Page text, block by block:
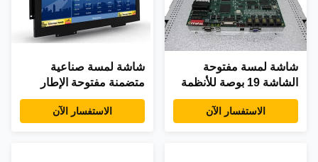
شاشة لمسة مفتوحة
الشاشة 19 بوصة للأنظمة
التجارية المدمجة
الاستفسار الآن
شاشة لمسة صناعية
متضمنة مفتوحة الإطار
لدمج النظام
الاستفسار الآن